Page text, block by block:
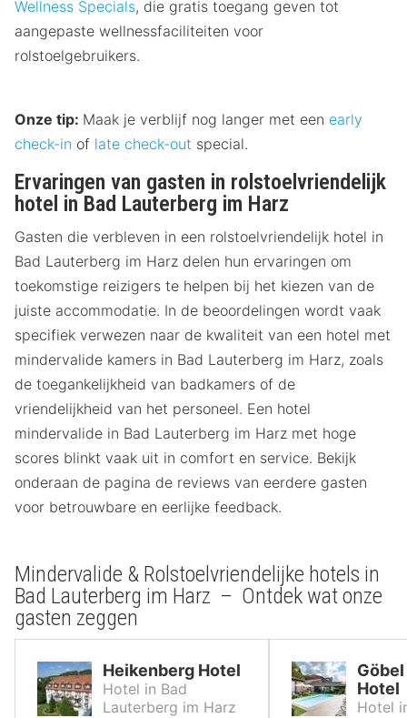
Wellness Specials, die gratis toegang geven tot
aangepaste wellnessfaciliteiten voor
rolstoelgebruikers.
Onze tip: Maak je verblijf nog langer met een early
check-in of late check-out special.
Ervaringen van gasten in rolstoelvriendelijk
hotel in Bad Lauterberg im Harz
Gasten die verbleven in een rolstoelvriendelijk hotel in
Bad Lauterberg im Harz delen hun ervaringen om
toekomstige reizigers te helpen bij het kiezen van de
juiste accommodatie. In de beoordelingen wordt vaak
specifiek verwezen naar de kwaliteit van een hotel met
mindervalide kamers in Bad Lauterberg im Harz, zoals
de toegankelijkheid van badkamers of de
vriendelijkheid van het personeel. Een hotel
mindervalide in Bad Lauterberg im Harz met hoge
scores blinkt vaak uit in comfort en service. Bekijk
onderaan de pagina de reviews van eerdere gasten
voor betrouwbare en eerlijke feedback.
Mindervalide & Rolstoelvriendelijke hotels in
Bad Lauterberg im Harz – Ontdek wat onze
gasten zeggen
Heikenberg Hotel
Hotel in Bad
Lauterberg im Harz
Hotel
Hotel